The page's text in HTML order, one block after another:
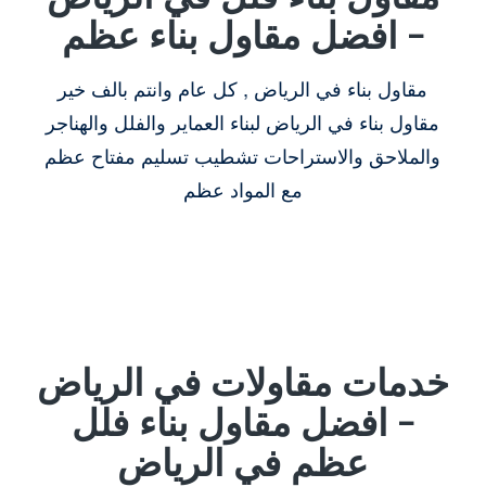
– افضل مقاول بناء عظم
مقاول بناء في الرياض , كل عام وانتم بالف خير
مقاول بناء في الرياض لبناء العماير والفلل والهناجر
والملاحق والاستراحات تشطيب تسليم مفتاح عظم
مع المواد عظم
خدمات مقاولات في الرياض
– افضل مقاول بناء فلل
عظم في الرياض